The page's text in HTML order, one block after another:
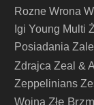
Rozne Wrona
Igi Young Multi
Posiadania
Zdrajca Zeal &
Zeppelinians
Wojna Złe